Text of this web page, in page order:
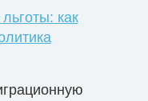
как